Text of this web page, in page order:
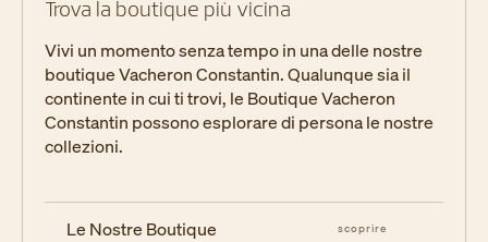
Trova la boutique più vicina
Vivi un momento senza tempo in una delle nostre
boutique Vacheron Constantin. Qualunque sia il
continente in cui ti trovi, le Boutique Vacheron
Constantin possono esplorare di persona le nostre
collezioni.
Le Nostre Boutique scoprire